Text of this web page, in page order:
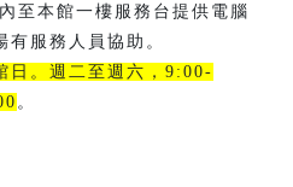
至本館一樓服務台提供電腦
服務人員協助。
日。週二至週六，9:00-
。